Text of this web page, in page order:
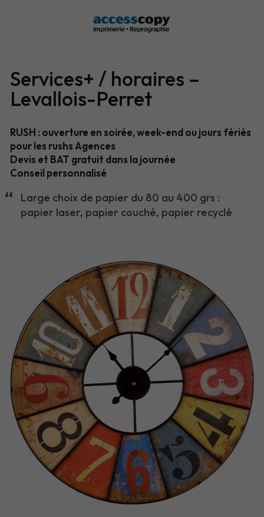
Services+ / horaires –
Levallois-Perret
RUSH : ouverture en soirée, week-end ou jours fériés
pour les rushs Agences
Devis et BAT gratuit dans la journée
Conseil personnalisé
Large choix de papier du 80 au 400 grs :
papier laser, papier couché, papier recyclé